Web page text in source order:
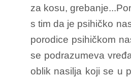
za kosu,
s tim da je psihičko
porodice psihičkom
se podrazumeva
oblik nasilja koji se u